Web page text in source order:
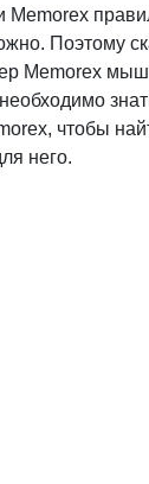
Поэтому
Memorex
чтобы
него.